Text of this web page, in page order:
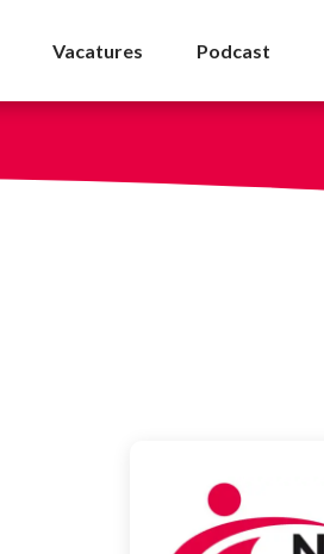
Vacatures Podcast